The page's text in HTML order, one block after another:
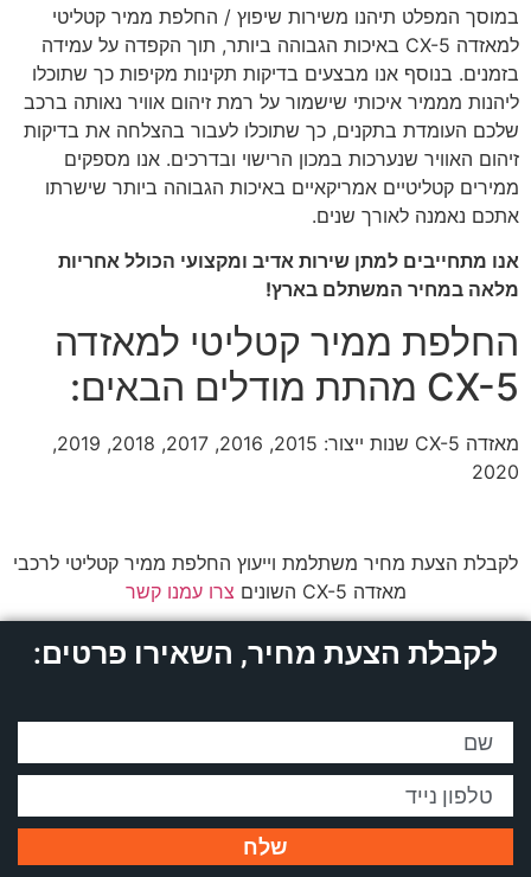
במוסך המפלט תיהנו משירות שיפוץ / החלפת ממיר קטליטי
למאזדה CX-5 באיכות הגבוהה ביותר, תוך הקפדה על עמידה
בזמנים. בנוסף אנו מבצעים בדיקות תקינות מקיפות כך שתוכלו
ליהנות מממיר איכותי שישמור על רמת זיהום אוויר נאותה ברכב
שלכם העומדת בתקנים, כך שתוכלו לעבור בהצלחה את בדיקות
זיהום האוויר שנערכות במכון הרישוי ובדרכים. אנו מספקים
ממירים קטליטיים אמריקאיים באיכות הגבוהה ביותר שישרתו
אתכם נאמנה לאורך שנים.
אנו מתחייבים למתן שירות אדיב ומקצועי הכולל אחריות
מלאה במחיר המשתלם בארץ!
החלפת ממיר קטליטי למאזדה
CX-5 מהתת מודלים הבאים:
מאזדה CX-5 שנות ייצור: 2015, 2016, 2017, 2018, 2019,
2020
לקבלת הצעת מחיר משתלמת וייעוץ החלפת ממיר קטליטי לרכבי
מאזדה CX-5 השונים
צרו עמנו קשר
לקבלת הצעת מחיר, השאירו פרטים:
שלח